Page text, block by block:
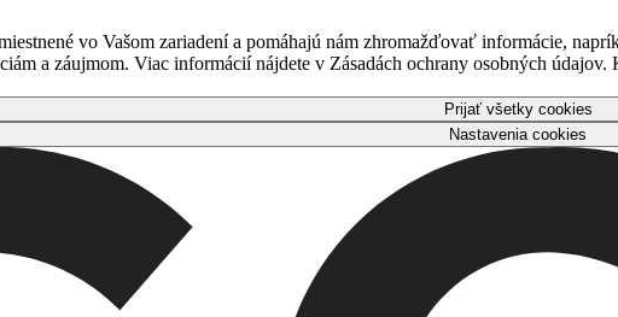
vo Vašom zariadení a pomáhajú nám zhromažďovať informácie,
a záujmom. Viac informácií nájdete v Zásadách ochrany osobných
Prijať všetky cookies
Nastavenia cookies